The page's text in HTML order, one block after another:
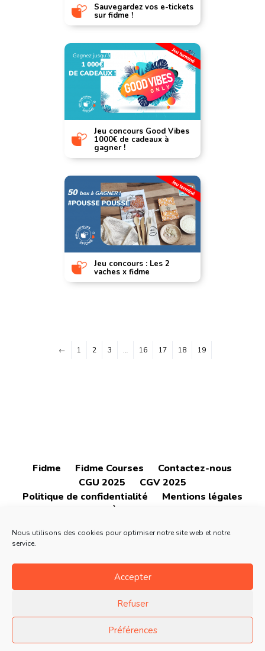
Nous utilisons des cookies pour optimiser notre site web et notre
service.
Accepter
Refuser
Préférences
Sauvegardez vos e-tickets
sur fidme !
Jeu concours Good Vibes
1000€ de cadeaux à
gagner !
Jeu concours : Les 2
vaches x fidme
← 1 2 3 … 16 17 18 19
Fidme Fidme Courses
Contactez-nous
CGU 2025
CGV 2025
Politique de confidentialité
Mentions légales
À propos
4.6 4.6